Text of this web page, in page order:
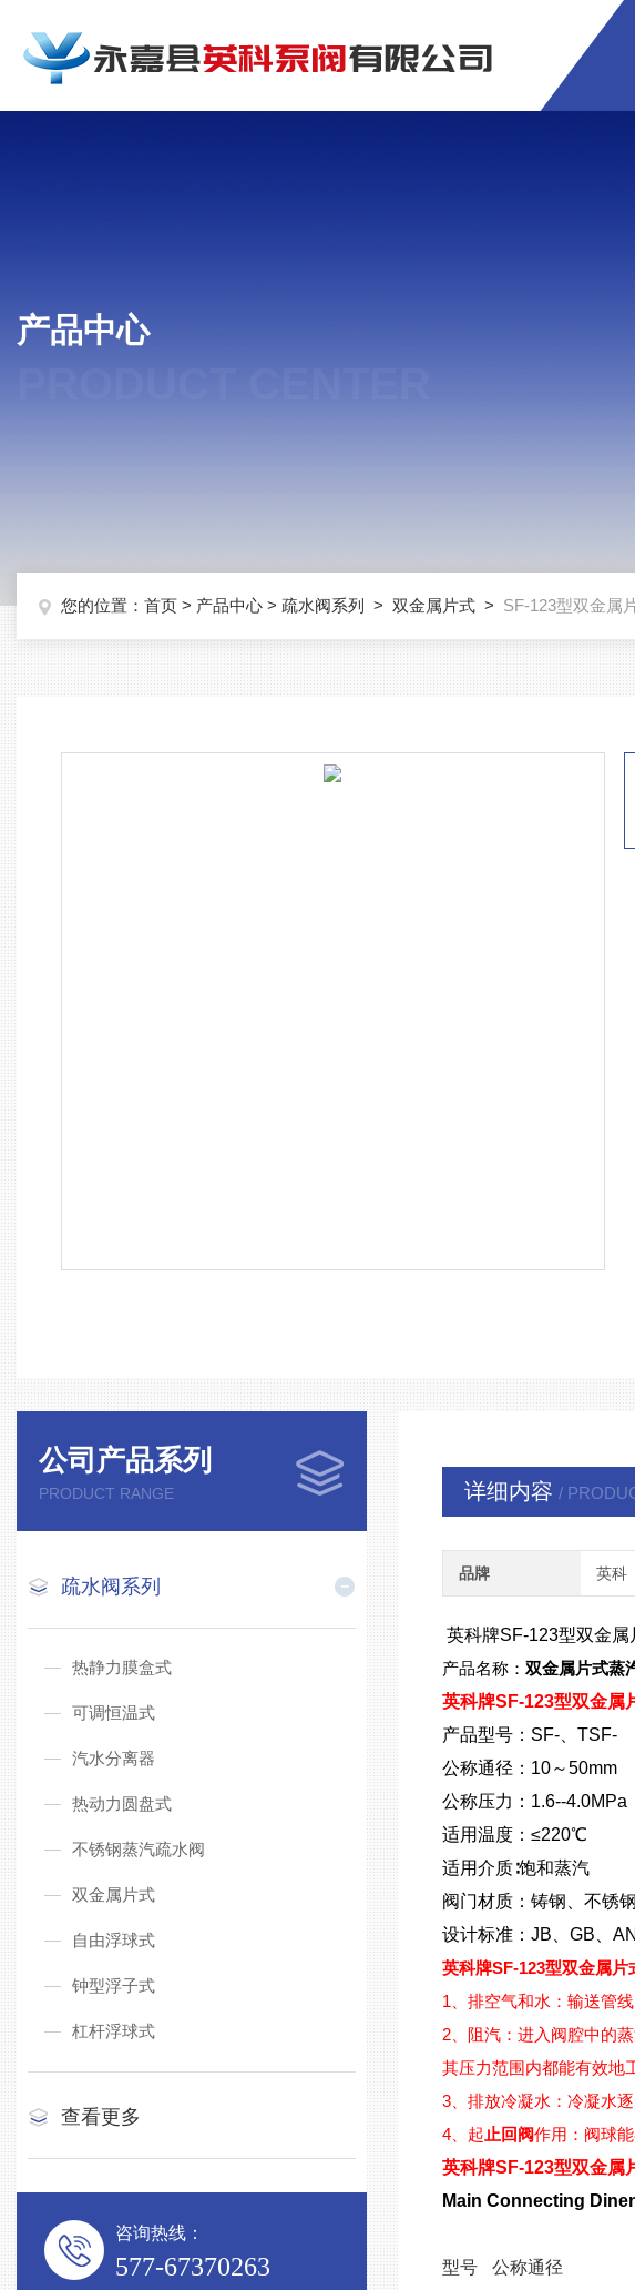
产品中心
您的位置： 首页 > 产品中心 > 疏水阀系列 > 双金属片式 > SF-123型双金属
公司产品系列
PRODUCT RANGE
疏水阀系列
热静力膜盒式
可调恒温式
汽水分离器
热动力圆盘式
不锈钢蒸汽疏水阀
双金属片式
自由浮球式
钟型浮子式
杠杆浮球式
查看更多
咨询热线：
577-67370263
详细内容 /
品牌 英科
英科牌SF-123型双金属
产品名称：双金属片式蒸
英科牌SF-123型双金属
产品型号：SF-、TSF-
公称通径：10～50mm
公称压力：1.6--4.0MPa
适用温度：≤220℃
适用介质∶饱和蒸汽
阀门材质：铸钢、不锈钢
设计标准：JB、GB、
英科牌SF-123型双金属片
1、排空气和水：输送管
2、阻汽：进入阀腔中的
其压力范围内都能有效地
3、排放冷凝水：冷凝水
4、起 止回阀作用：阀球
英科牌SF-123型双金属
Main Connecting
型号
公称通径